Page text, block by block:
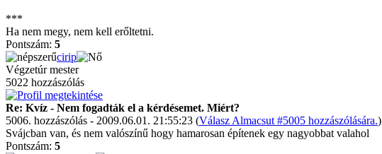
***
Ha nem megy, nem kell erőltetni.
Pontszám: 5
cirip
Végzetúr mester
5022 hozzászólás
Re: Kvíz - Nem fogadták el a kérdésemet. Miért?
5006. hozzászólás - 2009.06.01. 21:55:23 (Válasz Almacsut #5005 hozzászólására.)
Svájcban van, és nem valószínű hogy hamarosan építenek egy nagyobbat valahol
Pontszám: 5